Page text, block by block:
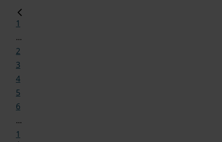
1
...
2
3
4
5
6
...
1